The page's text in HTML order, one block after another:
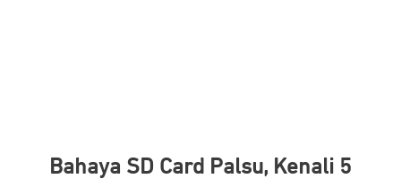
Bahaya SD Card Palsu, Kenali 5